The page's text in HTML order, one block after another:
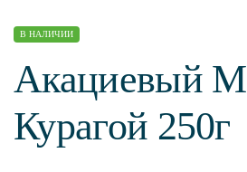
В НАЛИЧИИ
Акациевый
Курагой 250г